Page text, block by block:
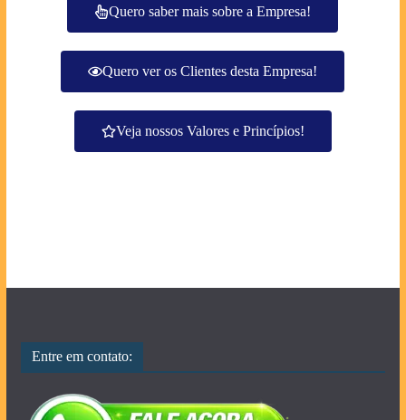
Quero saber mais sobre a Empresa!
Quero ver os Clientes desta Empresa!
Veja nossos Valores e Princípios!
Entre em contato: